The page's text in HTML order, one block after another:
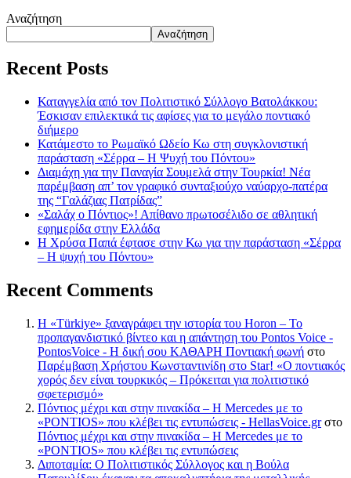
Αναζήτηση
Αναζήτηση
Recent Posts
Καταγγελία από τον Πολιτιστικό Σύλλογο Βατολάκκου:
Έσκισαν επιλεκτικά τις αφίσες για το μεγάλο ποντιακό
διήμερο
Κατάμεστο το Ρωμαϊκό Ωδείο Κω στη συγκλονιστική
παράσταση «Σέρρα – Η Ψυχή του Πόντου»
Διαμάχη για την Παναγία Σουμελά στην Τουρκία! Νέα
παρέμβαση απ’ τον γραφικό συνταξιούχο ναύαρχο-πατέρα
της “Γαλάζιας Πατρίδας”
«Σαλάχ ο Πόντιος»! Απίθανο πρωτοσέλιδο σε αθλητική
εφημερίδα στην Ελλάδα
Η Χρύσα Παπά έφτασε στην Κω για την παράσταση «Σέρρα
– Η ψυχή του Πόντου»
Recent Comments
Η «Türkiye» ξαναγράφει την ιστορία του Horon – Το
προπαγανδιστικό βίντεο και η απάντηση του Pontos Voice -
PontosVoice - H δική σου ΚΑΘΑΡΗ Ποντιακή φωνή στο
Παρέμβαση Χρήστου Κωνσταντινίδη στο Star! «Ο ποντιακός
χορός δεν είναι τουρκικός – Πρόκειται για πολιτιστικό
σφετερισμό»
Πόντιος μέχρι και στην πινακίδα – Η Mercedes με το
«PONTIOS» που κλέβει τις εντυπώσεις - HellasVoice.grστο
Πόντιος μέχρι και στην πινακίδα – Η Mercedes με το
«PONTIOS» που κλέβει τις εντυπώσεις
Διποταμία: Ο Πολιτιστικός Σύλλογος και η Βούλα